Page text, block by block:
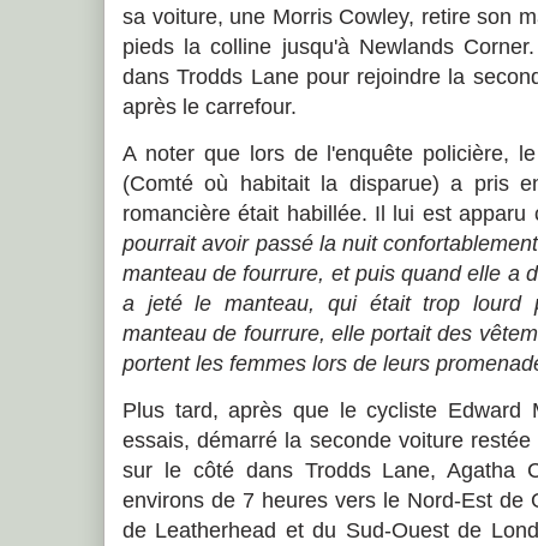
sa voiture, une Morris Cowley, retire son
pieds la colline jusqu'à Newlands
dans Trodds Lane pour rejoindre la
après le carrefour.
A noter que lors de l'enquête policière,
(Comté où habitait la disparue) a pris
romancière était habillée. Il lui est
pourrait avoir passé la nuit
manteau de fourrure, et puis quand elle a
a jeté le manteau, qui était trop lourd
manteau de fourrure, elle portait des
portent les femmes lors de leurs
Plus tard, après que le cycliste Edward
essais, démarré la seconde voiture
sur le côté dans Trodds Lane, Agatha
environs de 7 heures vers le Nord-Est de
de Leatherhead et du Sud-Ouest de